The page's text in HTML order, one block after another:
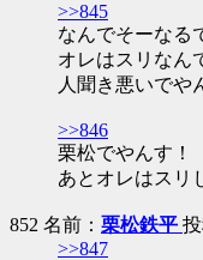
>>845
なんでそーなる
オレはスリなん
人聞き悪いでや
>>846
栗松でやんす！
あとオレはスリ
852 名前： 栗松鉄平
>>847